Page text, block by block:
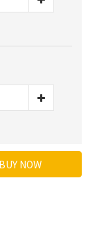
BUY NOW